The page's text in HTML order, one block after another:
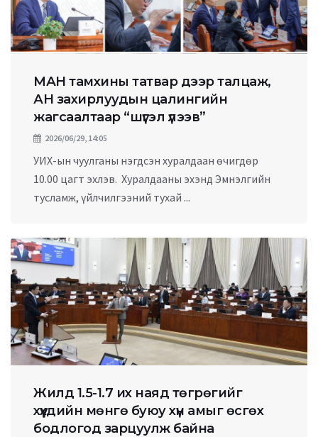
МАН тамхины татвар дээр талцаж,
АН захирлуудын цалингийн
жагсаалтаар “шүгэл үлээв”
2026/06/29, 14:05
УИХ-ын чуулганы нэгдсэн хуралдаан өчигдөр
10.00 цагт эхлэв. Хуралдааны эхэнд Эмнэлгийн
тусламж, үйлчилгээний тухай ...
Жилд 1.5-1.7 их наяд төгрөгийг
хүүхдийн мөнгө буюу хүн амыг өсгөх
бодлогод зарцуулж байна